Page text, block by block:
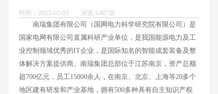
时间：2025-02-05 浏览:1487次
南瑞集团有限公司（国网电力科学研究院有限公司）是
国家电网有限公司直属科研产业单位，是我国能源电力及工
业控制领域优秀的IT企业，是国际知名的智能成套装备及整
体解决方案提供商。南瑞集团总部位于江苏南京，资产总额
超700亿元，员工15000余人，在南京、北京、上海等20多个
地区建有研发和产业基地，拥有500多种具有自主知识产权